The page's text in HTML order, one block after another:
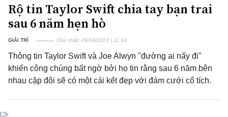
Rộ tin Taylor Swift chia tay bạn trai
sau 6 năm hẹn hò
GIẢI TRÍ Chủ nhật, 09/04/2023 | 11:14
Thông tin Taylor Swift và Joe Alwyn "đường ai nấy đi"
khiến công chúng bất ngờ bởi họ tin rằng sau 6 năm bên
nhau cặp đôi sẽ có một cái kết đẹp với đám cưới cổ tích.